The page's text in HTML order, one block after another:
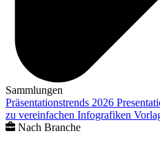
Sammlungen
Präsentationstrends 2026
zu vereinfachen Infografiken
Nach Branche